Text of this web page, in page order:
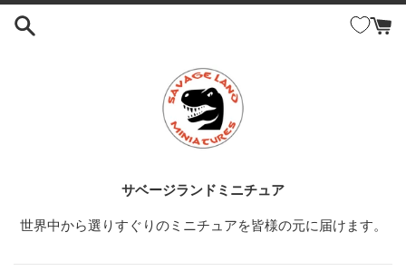
コ
サベージランドミニチュア
世界中から選りすぐりのミニチュアを皆様の元に届けます。